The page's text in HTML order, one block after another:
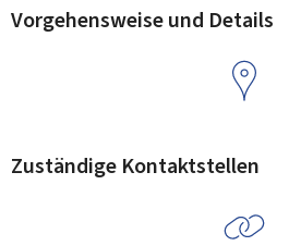
Vorgehensweise und Details
Zuständige Kontaktstellen